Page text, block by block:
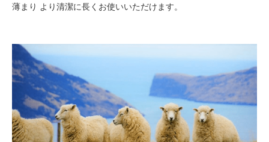
薄まり より清潔に長くお使いいただけます。